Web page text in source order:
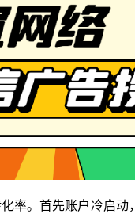
率。首先账户冷启